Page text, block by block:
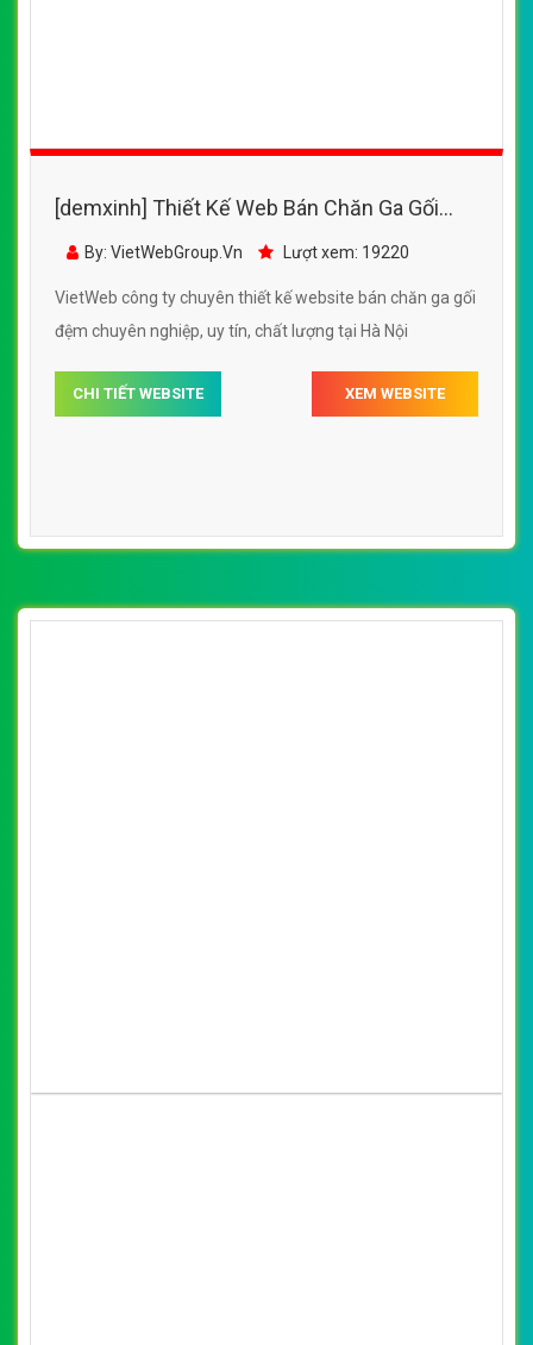
[demxinh] Thiết Kế Web Bán Chăn Ga Gối
Đệm Amora đẹp, chuyên nghiệp chuẩn SEO
By: VietWebGroup.Vn Lượt xem: 19220
VietWeb công ty chuyên thiết kế website bán chăn ga gối
đệm chuyên nghiệp, uy tín, chất lượng tại Hà Nội
CHI TIẾT WEBSITE XEM WEBSITE